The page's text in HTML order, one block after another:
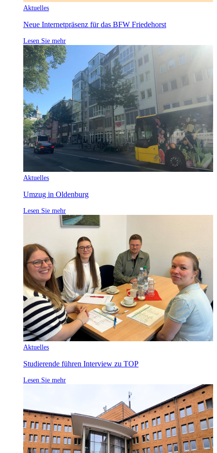
Aktuelles
Neue Internetpräsenz für das BFW Friedehorst
Lesen Sie mehr
Aktuelles
Umzug in Oldenburg
Lesen Sie mehr
Aktuelles
Studierende führen Interview zu TOP
Lesen Sie mehr